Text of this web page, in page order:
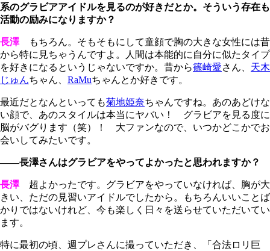
系のグラビアアイドルを見るのが好きだとか。そういう存在も
活動の励みになりますか？
長澤もちろん。そもそもにして童顔で胸の大きな女性には昔
から特に見ちゃうんですよ。人間は本能的に自分に似たタイプ
を好きになるというじゃないですか。昔から篠崎愛さん、 天木
じゅんちゃん、 RaMuちゃんとか好きです。
最近だとなんといっても菊地姫奈ちゃんですね。あのあどけな
い顔で、あのスタイルは本当にヤバい！ グラビアを見る度に
脳がバグります（笑）！ 大ファンなので、いつかどこかでお
会いしてみたいです。
――長澤さんはグラビアをやってよかったと思われますか？
長澤超よかったです。グラビアをやっていなければ、胸が大
きい、ただの見習いアイドルでしたから。もちろんいいことば
かりではないけれど、今も楽しく日々を送らせていただいてい
ます。
特に最初の頃、週プレさんに撮っていただき、「合法ロリ巨